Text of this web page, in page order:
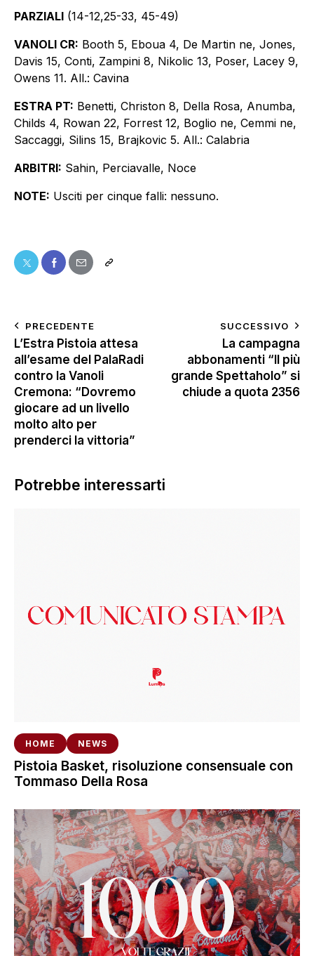
PARZIALI (14-12,25-33, 45-49)
VANOLI CR: Booth 5, Eboua 4, De Martin ne, Jones,
Davis 15, Conti, Zampini 8, Nikolic 13, Poser, Lacey 9,
Owens 11. All.: Cavina
ESTRA PT: Benetti, Christon 8, Della Rosa, Anumba,
Childs 4, Rowan 22, Forrest 12, Boglio ne, Cemmi ne,
Saccaggi, Silins 15, Brajkovic 5. All.: Calabria
ARBITRI: Sahin, Perciavalle, Noce
NOTE: Usciti per cinque falli: nessuno.
PRECEDENTE
L’Estra Pistoia attesa
all’esame del PalaRadi
contro la Vanoli
Cremona: “Dovremo
giocare ad un livello
molto alto per
prenderci la vittoria”
SUCCESSIVO
La campagna
abbonamenti “Il più
grande Spettaholo” si
chiude a quota 2356
Potrebbe interessarti
HOME NEWS
Pistoia Basket, risoluzione consensuale con
Tommaso Della Rosa